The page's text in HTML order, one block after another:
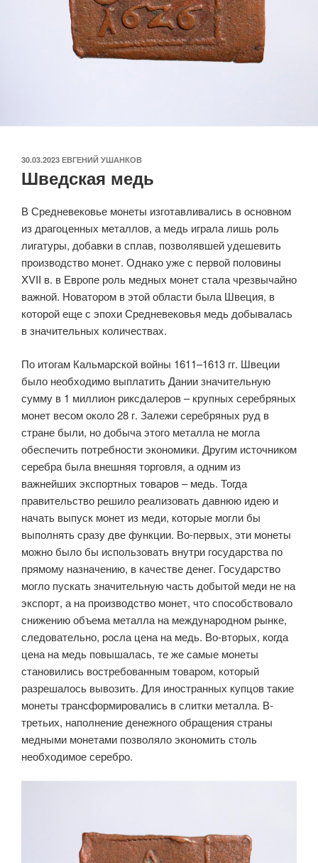
ОПУБЛИКОВАНО
30.03.2023 ЕВГЕНИЙ УШАНКОВ
Шведская медь
В Средневековье монеты изготавливались в основном
из драгоценных металлов, а медь играла лишь роль
лигатуры, добавки в сплав, позволявшей удешевить
производство монет. Однако уже с первой половины
XVII в. в Европе роль медных монет стала чрезвычайно
важной. Новатором в этой области была Швеция, в
которой еще с эпохи Средневековья медь добывалась
в значительных количествах.
По итогам Кальмарской войны 1611–1613 гг. Швеции
было необходимо выплатить Дании значительную
сумму в 1 миллион риксдалеров – крупных серебряных
монет весом около 28 г. Залежи серебряных руд в
стране были, но добыча этого металла не могла
обеспечить потребности экономики. Другим источником
серебра была внешняя торговля, а одним из
важнейших экспортных товаров – медь. Тогда
правительство решило реализовать давнюю идею и
начать выпуск монет из меди, которые могли бы
выполнять сразу две функции. Во-первых, эти монеты
можно было бы использовать внутри государства по
прямому назначению, в качестве денег. Государство
могло пускать значительную часть добытой меди не на
экспорт, а на производство монет, что способствовало
снижению объема металла на международном рынке,
следовательно, росла цена на медь. Во-вторых, когда
цена на медь повышалась, те же самые монеты
становились востребованным товаром, который
разрешалось вывозить. Для иностранных купцов такие
монеты трансформировались в слитки металла. В-
третьих, наполнение денежного обращения страны
медными монетами позволяло экономить столь
необходимое серебро.